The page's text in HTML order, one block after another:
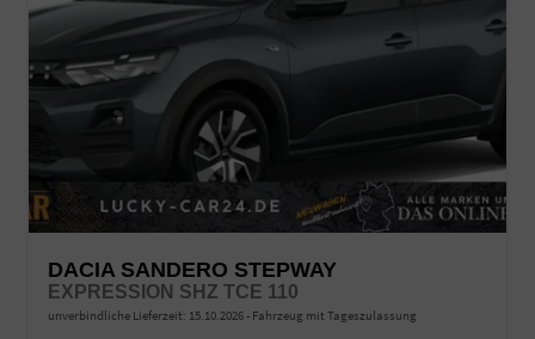
DACIA SANDERO STEPWAY
EXPRESSION SHZ TCE 110
unverbindliche Lieferzeit: 15.10.2026 Fahrzeug mit Tageszulassung